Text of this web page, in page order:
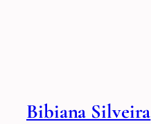
Bibiana Silveira